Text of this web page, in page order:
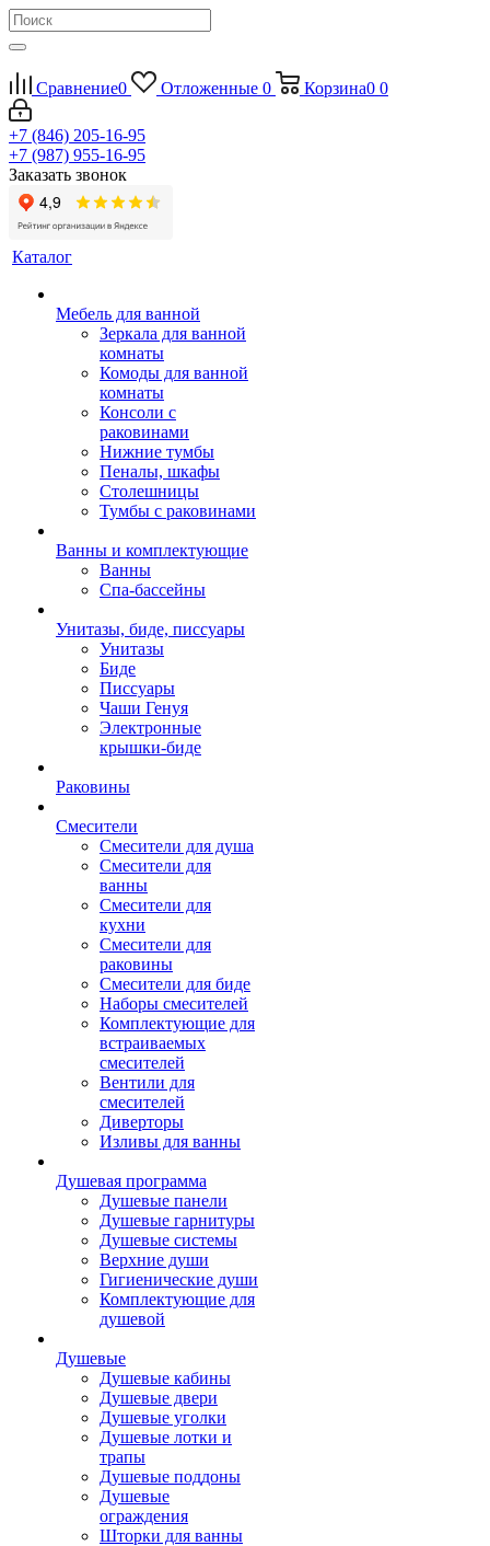
Сравнение0 Отложенные 0 Корзина0 0
+7 (846) 205-16-95
+7 (987) 955-16-95
Заказать звонок
Каталог
Мебель для ванной
Зеркала для ванной
комнаты
Комоды для ванной
комнаты
Консоли с
раковинами
Нижние тумбы
Пеналы, шкафы
Столешницы
Тумбы с раковинами
Ванны и комплектующие
Ванны
Спа-бассейны
Унитазы, биде, писсуары
Унитазы
Биде
Писсуары
Чаши Генуя
Электронные
крышки-биде
Раковины
Смесители
Смесители для душа
Смесители для
ванны
Смесители для
кухни
Смесители для
раковины
Смесители для биде
Наборы смесителей
Комплектующие для
встраиваемых
смесителей
Вентили для
смесителей
Диверторы
Изливы для ванны
Душевая программа
Душевые панели
Душевые гарнитуры
Душевые системы
Верхние души
Гигиенические души
Комплектующие для
душевой
Душевые
Душевые кабины
Душевые двери
Душевые уголки
Душевые лотки и
трапы
Душевые поддоны
Душевые
ограждения
Шторки для ванны